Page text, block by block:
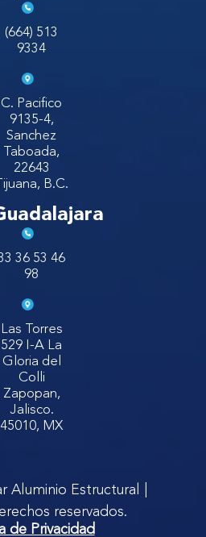
(664) 513
9334
C. Pacifico
9135-4,
Sanchez
Taboada,
22643
Tijuana, B.C.
36 53 46
98
Las Torres
529 I-A La
Gloria del
Colli
Zapopan,
Jalisco.
45010, MX
Aluminio Estructural |
reservados.
de Privacidad